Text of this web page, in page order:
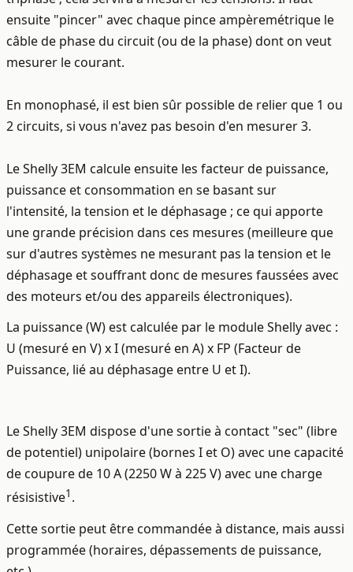
ensuite "pincer" avec chaque pince ampèremétrique le
câble de phase du circuit (ou de la phase) dont on veut
mesurer le courant.
En monophasé, il est bien sûr possible de relier que 1 ou
2 circuits, si vous n'avez pas besoin d'en mesurer 3.
Le Shelly 3EM calcule ensuite les facteur de puissance,
puissance et consommation en se basant sur
l'intensité, la tension et le déphasage ; ce qui apporte
une grande précision dans ces mesures (meilleure que
sur d'autres systèmes ne mesurant pas la tension et le
déphasage et souffrant donc de mesures faussées avec
des moteurs et/ou des appareils électroniques).
La puissance (W) est calculée par le module Shelly avec :
U (mesuré en V) x I (mesuré en A) x FP (Facteur de
Puissance, lié au déphasage entre U et I).
Le Shelly 3EM dispose d'une sortie à contact "sec" (libre
de potentiel) unipolaire(bornes I et O) avec une capacité
de coupure de 10 A (2250 W à 225 V) avec une charge
résisistive1 .
Cette sortie peutêtre commandée à distance, mais aussi
programmée (horaires, dépassements de puissance,